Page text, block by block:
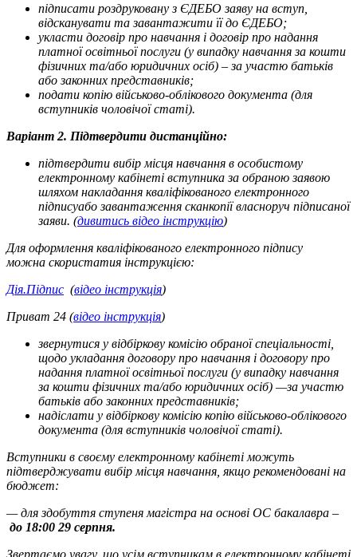
підписати роздруковану з ЄДЕБО заяву на вступ,
відсканувати та завантажити її до ЄДЕБО;
укласти договір про навчання і договір про надання
платної освітньої послуги (у випадку навчання за кошти
фізичних та/або юридичних осіб) – за участю батьків
або законних представників;
подати копію військово-облікового документа (для
вступників чоловічої статі).
Варіант 2. Підтвердити дистанційно:
підтвердити вибір місця навчання в особистому
електронному кабінеті вступника за обраною заявою
шляхом накладання кваліфікованого електронного
підписуабо завантаження сканкопії власноруч підписаної
заяви. (дивитись відео інструкцію)
Для оформлення кваліфікованого електронного підпису
можна скористатия інструкцією:
Дія.Підпис (відео інструкція)
Приват 24 (відео інструкція)
звернутися у відбіркову комісію обраної спеціальності,
щодо укладання договору про навчання і договору про
надання платної освітньої послуги (у випадку навчання
за кошти фізичних та/або юридичних осіб) —за участю
батьків або законних представників;
надіслати у відбіркову комісію копію військово-облікового
документа (для вступників чоловічої статі).
Вступники в своєму електронному кабінеті можуть
підтверджувати вибір місця навчання, якщо рекомендовані на
бюджет:
— для здобуття ступеня магістра на основі ОС бакалавра –
до 18:00 29 серпня.
Звертаємо увагу, що усім вступникам в електронному кабінеті